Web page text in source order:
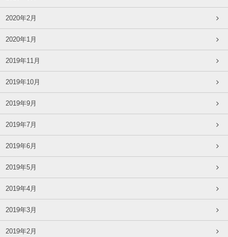
2020年2月
2020年1月
2019年11月
2019年10月
2019年9月
2019年7月
2019年6月
2019年5月
2019年4月
2019年3月
2019年2月